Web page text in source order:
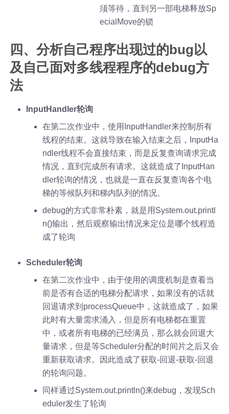
须等待，直到另一部电梯释放Sp
ecialMove的锁
四、分析自己程序出现过的bug以
及自己面对多线程程序的debug方
法
InputHandler轮询
在第二次作业中，使用InputHandler来控制所有
线程的结束。这就导致在输入结束之后，InputHa
ndler线程不会直接结束，而是反复查询请求完成
情况，直到完成所有请求。这就造成了InputHan
dler轮询的情况，也就是一直在反复查询各个电
梯的等候队列和梯内队列的情况。
debug的方式非常朴素，就是用System.out.printl
n()输出，然后观察输出情况来定位是哪个线程造
成了轮询
Scheduler轮询
在第二次作业中，由于使用的调度机制是查看当
前是否有合适的电梯分配请求，如果没有的话就
回退请求到processQueue中，这就造成了，如果
此时有大量需求涌入，但是所有电梯都在重置
中，或者所有电梯的已经满员，那么就会回退大
量请求，但是等Scheduler分配的时间片之后又会
重新获取请求。因此造成了获取-回退-获取-回退
的轮询问题。
同样通过System.out.println()来debug，发现Sch
eduler发生了轮询